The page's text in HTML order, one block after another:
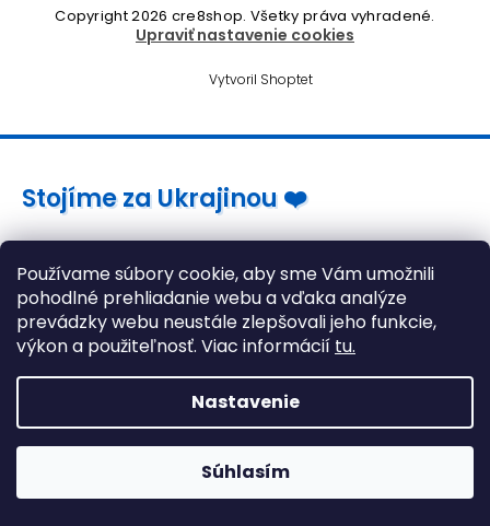
Používame súbory cookie, aby sme Vám umožnili
pohodlné prehliadanie webu a vďaka analýze
prevádzky webu neustále zlepšovali jeho funkcie,
výkon a použiteľnosť. Viac informácií tu.
Nastavenie
Súhlasím
Vytvoril Shoptet
Copyright 2026 cre8shop. Všetky práva vyhradené.
Upraviť nastavenie cookies
Stojíme za Ukrajinou ❤️
Ako a čím pomôcť »